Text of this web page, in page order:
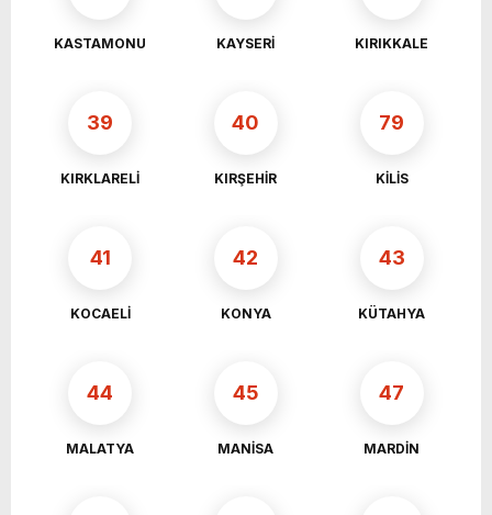
KASTAMONU KAYSERİ KIRIKKALE
39
KIRKLARELİ
40
KIRŞEHİR
79
KİLİS
41
KOCAELİ
42
KONYA
43
KÜTAHYA
44
MALATYA
45
MANİSA
47
MARDİN